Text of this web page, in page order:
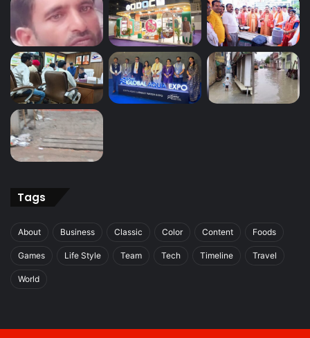
Tags
About Business Classic Color Content Foods
Games Life Style Team Tech Timeline Travel
World